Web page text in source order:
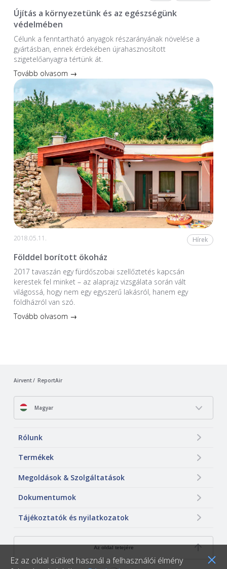
Újítás a környezetünk és az egészségünk
védelmében
Célunk a fenntartható anyagok részarányának növelése a
gyártásban, ennek érdekében újrahasznosított
szigetelőanyagra tértünk át.
Tovább olvasom →
2018.05.11. Hírek
Földdel borított ökoház
2017 tavaszán egy fürdőszobai szellőztetés kapcsán
kerestek fel minket – az alaprajz vizsgálata során vált
világossá, hogy nem egy egyszerű lakásról, hanem egy
földházról van szó.
Tovább olvasom →
Ez az oldal sütiket használ a felhasználói élmény
Airvent ReportAir
Magyar
Rólunk
Termékek
Megoldások & Szolgáltatások
Dokumentumok
Tájékoztatók és nyilatkozatok
Az oldal tetejére